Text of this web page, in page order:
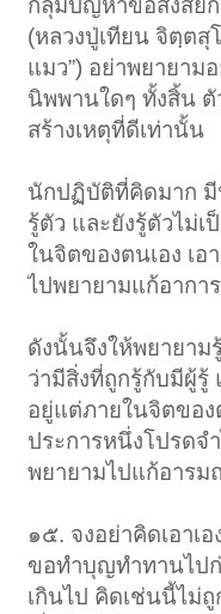
กลุ่มปัญหาข้อสงสัย
(หลวงปู่เทียน จิตฺตสุ
แมว”) อย่าพยายา
นิพพานใดๆ ทั้งสิ้น ตั
สร้างเหตุที่ดีเท่านั้น
นักปฏิบัติที่คิดมาก มี
รู้ตัว และยังรู้ตัวไม่
ในจิตของตนเอง เอ
ไปพยายามแก้อากา
ดังนั้นจึงให้พยายาม
ว่ามีสิ่งที่ถูกรู้กับมีผู้
อยู่แต่ภายในจิตขอ
ประการหนึ่งโปรดจ
พยายามไปแก้อาร
๑๕. จงอย่าคิดเอาเ
ขอทำบุญทำทานไป
เกินไป คิดเช่นนี้ไม่ถู